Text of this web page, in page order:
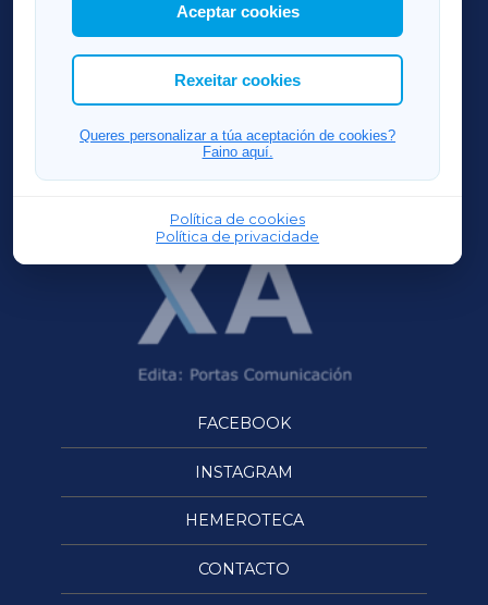
Así mesmo, podes personalizar a elección das
cookies que desexas permitir.
Aceptar cookies
Rexeitar cookies
Queres personalizar a túa aceptación de cookies?
Faino aquí.
Política de cookies
Política de privacidade
RIBEIRASACRAXA
ACORUÑAXA
FERROLXA
OURENSEXA
FACEBOOK
INSTAGRAM
HEMEROTECA
CONTACTO